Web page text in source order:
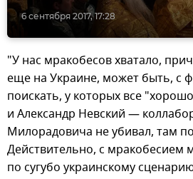
6 сентября 2017, 17:28
"У нас мракобесов хватало,
еще на Украине, может быть, с
поискать, у которых все
и Александр Невский —
Милорадовича не убивал, там
Действительно, с мракобесием
по сугубо украинскому